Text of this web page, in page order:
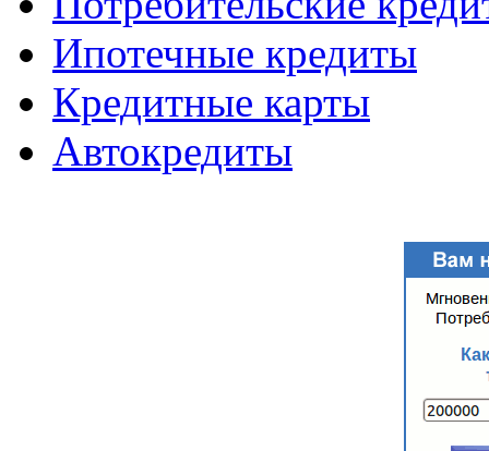
Ипотечные кредиты
Кредитные карты
Автокредиты